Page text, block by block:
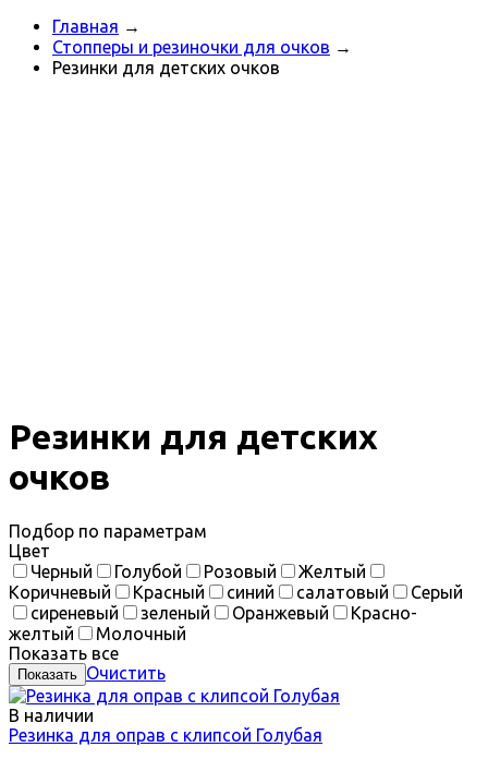
Главная →
Стопперы и резиночки для очков →
Резинки для детских очков
Резинки для детских
очков
Подбор по параметрам
Цвет
Черный
Голубой Розовый
Желтый
Коричневый
Красный синий салатовый
Серый
сиреневый
зеленый Оранжевый
Красно-
желтый
Молочный
Показать все
Очистить
В наличии
Резинка для оправ с клипсой Голубая